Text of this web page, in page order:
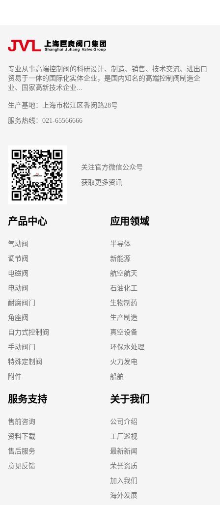
专业从事高端控制阀的科研设计、制造、销售、技术交流、进出口
贸易于一体的国际化实体企业，是国内知名的高端控制阀制造企
业、国家高新技术企业...
生产基地：上海市松江区香闵路28号
服务热线：021-65566666
关注官方微信公众号
获取更多资讯
产品中心
气动阀
调节阀
电磁阀
电动阀
耐腐阀门
角座阀
自力式控制阀
手动阀门
特殊定制阀
附件
应用领域
半导体
新能源
航空航天
石油化工
生物制药
生产制造
真空设备
环保水处理
火力发电
船舶
服务支持
售前咨询
资料下载
售后服务
意见反馈
关于我们
公司介绍
工厂巡视
最新新闻
荣誉资质
加入我们
海外发展